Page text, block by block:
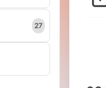
27